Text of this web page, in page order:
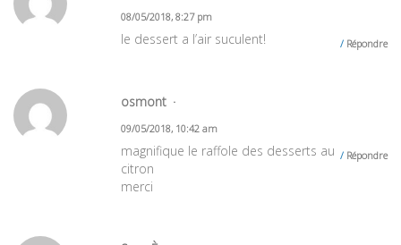
08/05/2018, 8:27 pm
Répondre
le dessert a l’air suculent!
osmont
09/05/2018, 10:42 am
Répondre
magnifique le raffole des desserts au
citron
merci